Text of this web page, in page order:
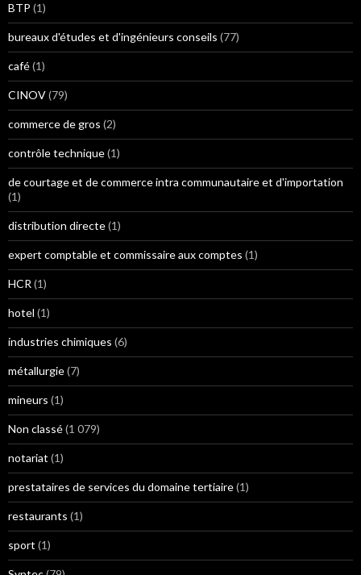
BTP (1)
bureaux d'études et d'ingénieurs conseils (77)
café(1)
CINOV(79)
commerce de gros (2)
contrôle technique(1)
de courtage et de commerce intra communautaire et d'importation
(1)
distribution directe(1)
expert comptable et commissaire aux comptes (1)
HCR (1)
hotel (1)
industries chimiques (6)
métallurgie(7)
mineurs (1)
Non classé(1 079)
notariat (1)
prestataires de services du domaine tertiaire(1)
restaurants (1)
sport (1)